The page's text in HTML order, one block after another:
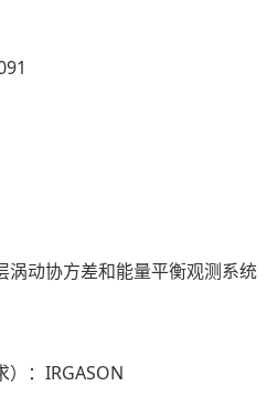
涡动协方差和能量平衡观测系统
： IRGASON